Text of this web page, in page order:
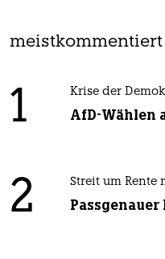
meistkommentiert
1 Krise der
AfD-Wählen
2 Streit um Rente